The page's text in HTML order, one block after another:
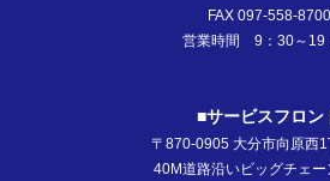
FAX 097-558-8700
営業時間 9：30～19
■サービスフロン
〒870-0905 大分市向原西
40M道路沿いビッグチェー